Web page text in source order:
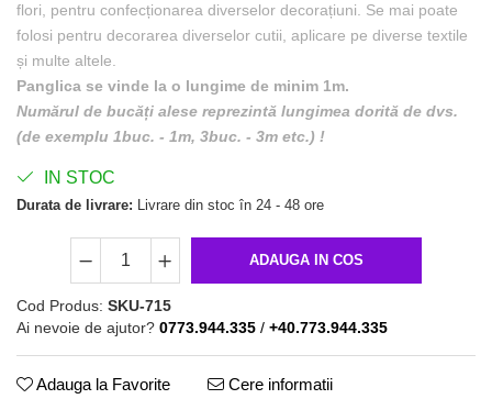
flori, pentru confecționarea diverselor decorațiuni. Se mai poate
folosi pentru decorarea diverselor cutii, aplicare pe diverse textile
și multe altele.
Panglica se vinde la o lungime de minim 1m.
Numărul de bucăți alese reprezintă lungimea dorită de dvs.
(de exemplu 1buc. - 1m, 3buc. - 3m etc.) !
IN STOC
Durata de livrare: Livrare din stoc în 24 - 48 ore
ADAUGA IN COS
Cod Produs: SKU-715
Ai nevoie de ajutor? 0773.944.335 / +40.773.944.335
Adauga la Favorite Cere informatii